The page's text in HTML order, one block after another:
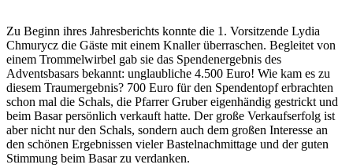
Zu Beginn ihres Jahresberichts konnte die 1. Vorsitzende Lydia
Chmurycz die Gäste mit einem Knaller überraschen. Begleitet von
einem Trommelwirbel gab sie das Spendenergebnis des
Adventsbasars bekannt: unglaubliche 4.500 Euro! Wie kam es zu
diesem Traumergebnis? 700 Euro für den Spendentopf erbrachten
schon mal die Schals, die Pfarrer Gruber eigenhändig gestrickt und
beim Basar persönlich verkauft hatte. Der große Verkaufserfolg ist
aber nicht nur den Schals, sondern auch dem großen Interesse an
den schönen Ergebnissen vieler Bastelnachmittage und der guten
Stimmung beim Basar zu verdanken.